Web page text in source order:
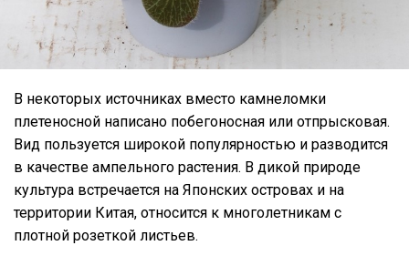
В некоторых источниках вместо камнеломки
плетеносной написано побегоносная или отпрысковая.
Вид пользуется широкой популярностью и разводится
в качестве ампельного растения. В дикой природе
культура встречается на Японских островах и на
территории Китая, относится к многолетникам с
плотной розеткой листьев.